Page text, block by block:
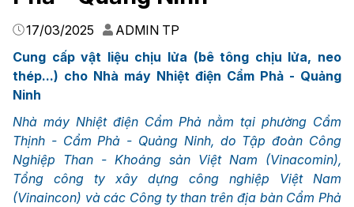
17/03/2025
ADMIN TP
Cung cấp vật liệu chịu lửa (bê tông chịu lửa, neo
thép...) cho Nhà máy Nhiệt điện Cẩm Phả - Quảng
Ninh
Nhà máy Nhiệt điện Cẩm Phả nằm tại phường Cẩm
Thịnh - Cẩm Phả - Quảng Ninh, do Tập đoàn Công
Nghiệp Than - Khoáng sản Việt Nam (Vinacomin),
Tổng công ty xây dựng công nghiệp Việt Nam
(Vinaincon) và các Công ty than trên địa bàn Cẩm Phả